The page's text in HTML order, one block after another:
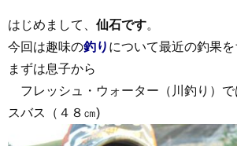
はじめまして、 仙石です。
今回は趣味の釣り について最近の釣果
まずは息子から
フレッシュ・ウォーター（川釣り）で
スバス（４８㎝)